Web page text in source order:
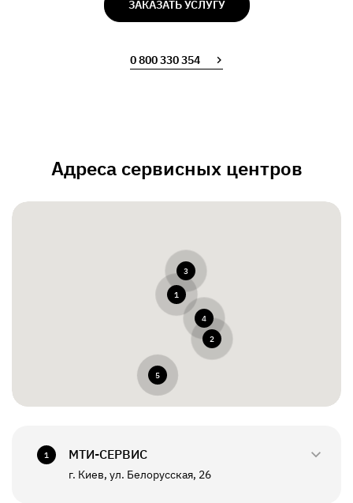
ЗАКАЗАТЬ УСЛУГУ
0 800 330 354
Адреса сервисных центров
1
2
3
4
5
1 МТИ-СЕРВИС
г. Киев, ул. Белорусская, 26